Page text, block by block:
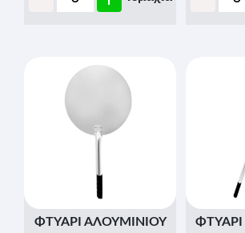
ΦΤΥΑΡΙ ΑΛΟΥΜΙΝΙΟΥ